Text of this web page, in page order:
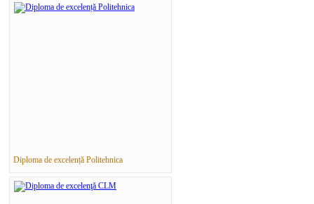
Diploma de excelență Politehnica